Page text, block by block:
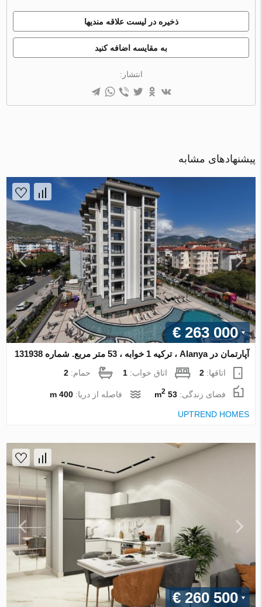
ذخیره در لیست علاقه مندیها
به مقایسه اضافه کنید
انتشار:
پیشنهادهای مشابه
€ 263 000
آپارتمان در Alanya ، ترکیه 1 خوابه ، 53 متر مربع. شماره 131938
اتاقها:2 اتاق خواب:1 حمام:2
فضای زندگی:53 m
2 فاصله از دریا:400 m
UPTREND HOMES
€ 260 500